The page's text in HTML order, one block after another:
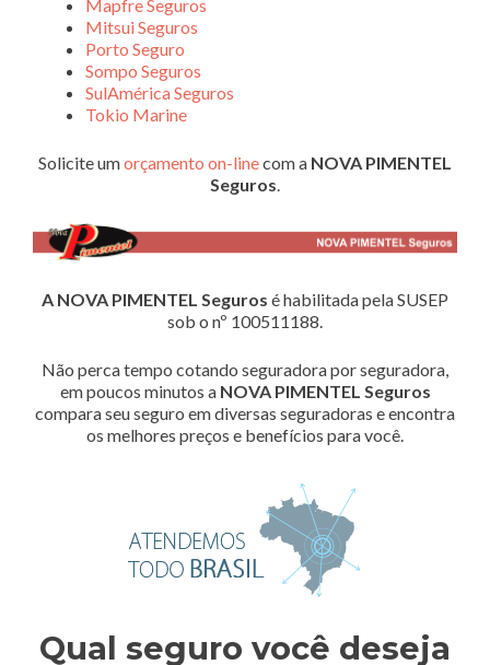
Mapfre Seguros
Mitsui Seguros
Porto Seguro
Sompo Seguros
SulAmérica Seguros
Tokio Marine
Solicite umorçamento on-linecom a NOVA PIMENTEL
Seguros.
A NOVA PIMENTEL Seguros é habilitada pela SUSEP
sob o nº 100511188.
Não perca tempo cotando seguradora por seguradora,
em poucos minutos a NOVA PIMENTEL Seguros
compara seu seguro em diversas seguradoras e encontra
os melhores preços e benefícios para você.
Qual seguro você deseja